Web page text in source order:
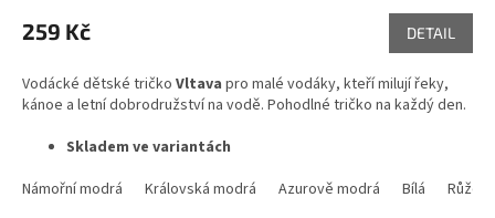
259 Kč DETAIL
Vodácké dětské tričko Vltava pro malé vodáky, kteří milují řeky,
kánoe a letní dobrodružství na vodě. Pohodlné tričko na každý den.
Skladem ve variantách
Námořní modrá
Královská modrá Azurově modrá Bílá Růžová